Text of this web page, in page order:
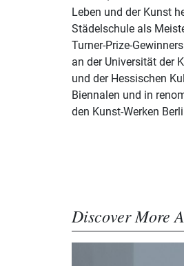
Leben und der Kunst
Städelschule als
Turner-Prize-
an der Universität der
und der Hessischen
Biennalen und in
den Kunst-Werken
Discover More